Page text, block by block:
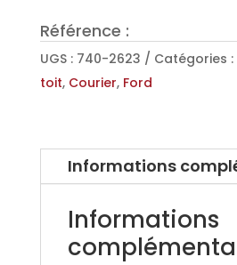
Alu
XAL-
pro
Transit
Courier
Référence :
UGS : 740-2623 Catégories :
toit, Courier, Ford
Informations
Informations